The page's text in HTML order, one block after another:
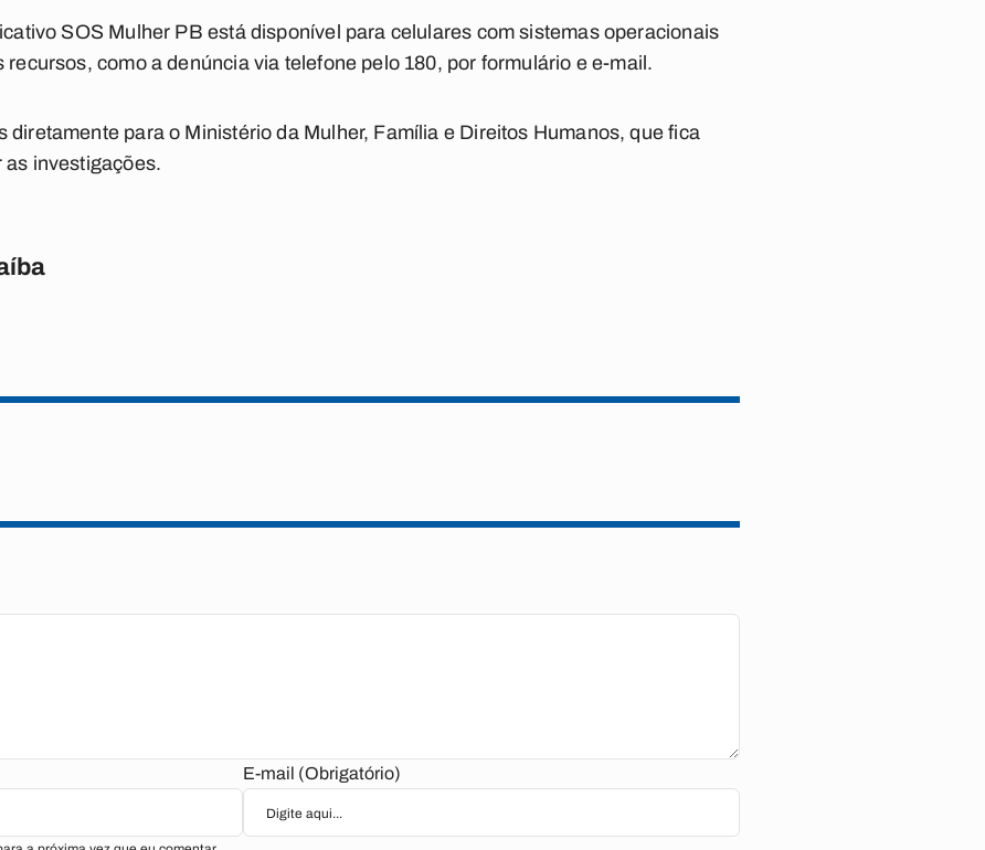
SOS Mulher PB está disponível para celulares com sistemas operacionais
como a denúncia via telefone pelo 180, por formulário e e-mail.
diretamente para o Ministério da Mulher, Família e Direitos Humanos, que fica
investigações.
E-mail (Obrigatório)